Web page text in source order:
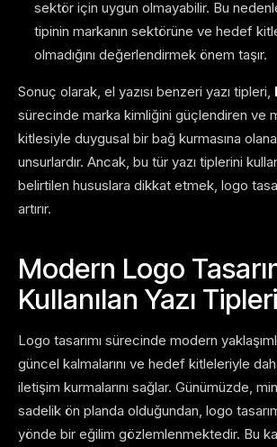
sektör için uygun olmayabilir. Bu
tipinin markanın sektörüne ve hedef
olmadığını değerlendirmek önem taşır.
Sonuç olarak, el yazısı benzeri yazı tipleri,
sürecinde marka kimliğini güçlendiren ve
kitlesiyle duygusal bir bağ kurmasına
unsurlardır. Ancak, bu tür yazı tiplerini
belirtilen hususlara dikkat etmek, logo
artırır.
Modern Logo
Kullanılan Yazı Tipleri
Logo tasarımı sürecinde modern
güncel kalmalarını ve hedef kitleleriyle
iletişim kurmalarını sağlar. Günümüzde,
sadelik ön planda olduğundan, logo
yönde bir eğilim gözlemlenmektedir. Bu